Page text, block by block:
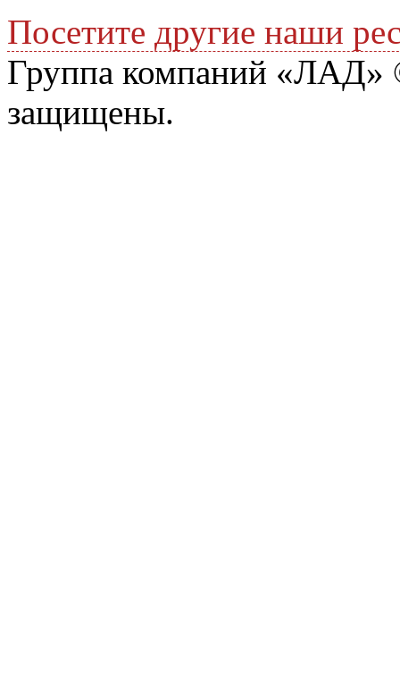
Посетите другие наши
Группа компаний «ЛАД»
защищены.